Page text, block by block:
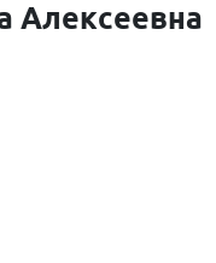
Алексеевна